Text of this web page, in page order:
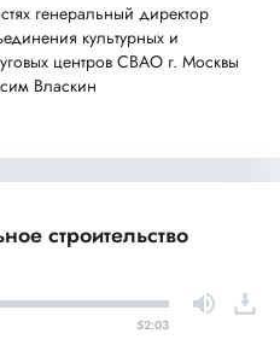
генеральный директор
культурных и
центров СВАО г. Москвы
Власкин
строительство
52:03